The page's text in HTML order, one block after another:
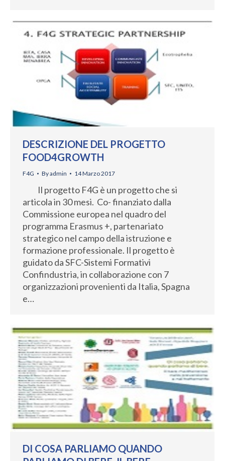
DESCRIZIONE DEL PROGETTO
FOOD4GROWTH
F4G Byadmin 14 Marzo 2017
Il progetto F4G è un progetto che si
articola in 30 mesi. Co- finanziato dalla
Commissione europea nel quadro del
programma Erasmus +, partenariato
strategico nel campo della istruzione e
formazione professionale. Il progetto è
guidato da SFC-Sistemi Formativi
Confindustria, in collaborazione con 7
organizzazioni provenienti da Italia, Spagna
e…
DI COSA PARLIAMO QUANDO